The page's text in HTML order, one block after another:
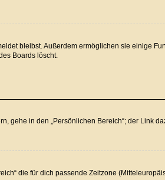
bleibst. Außerdem ermöglichen sie einige
Boards löscht.
in den „Persönlichen Bereich“; der Link
die für dich passende Zeitzone